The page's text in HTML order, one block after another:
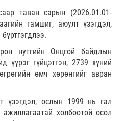
таван сарын (2026.01.01-
гамшиг, аюулт үзэгдэл,
нутгийн Онцгой байдлын
үүрэг гүйцэтгэн, 2739 хүний
өмч хөрөнгийг авран
үзэгдэл, ослын 1999 нь гал
холбоотой осол